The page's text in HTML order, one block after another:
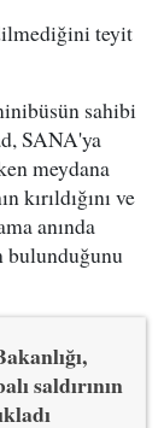
teyit
sahibi
SANA'ya
meydana
kırıldığını ve
anında
bulunduğunu
saldırının